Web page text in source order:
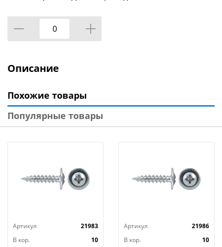
Описание
Похожие товары
Популярные товары
Артикул
21983
В кор.
10
Артикул
21986
В кор.
10